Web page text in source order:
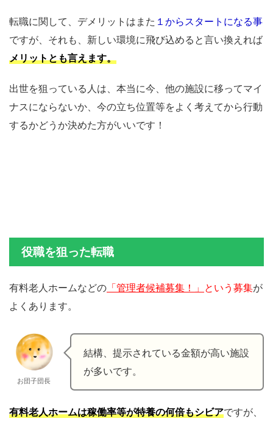
転職に関して、デメリットはまた １からスタートになる事
ですが、それも、新しい環境に飛び込めると言い換えれば
メリットとも言えます。
出世を狙っている人は、本当に今、他の施設に移ってマイ
ナスにならないか、今の立ち位置等をよく考えてから行動
するかどうか決めた方がいいです！
役職を狙った転職
有料老人ホームなどの 「管理者候補募集！」 という募集が
よくあります。
お団子団長
結構、提示されている金額が高い施設
が多いです。
有料老人ホームは稼働率等が特養の何倍もシビアですが、